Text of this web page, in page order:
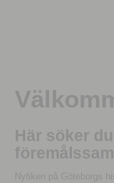
Här söker
Nyfiken på Göteborgs